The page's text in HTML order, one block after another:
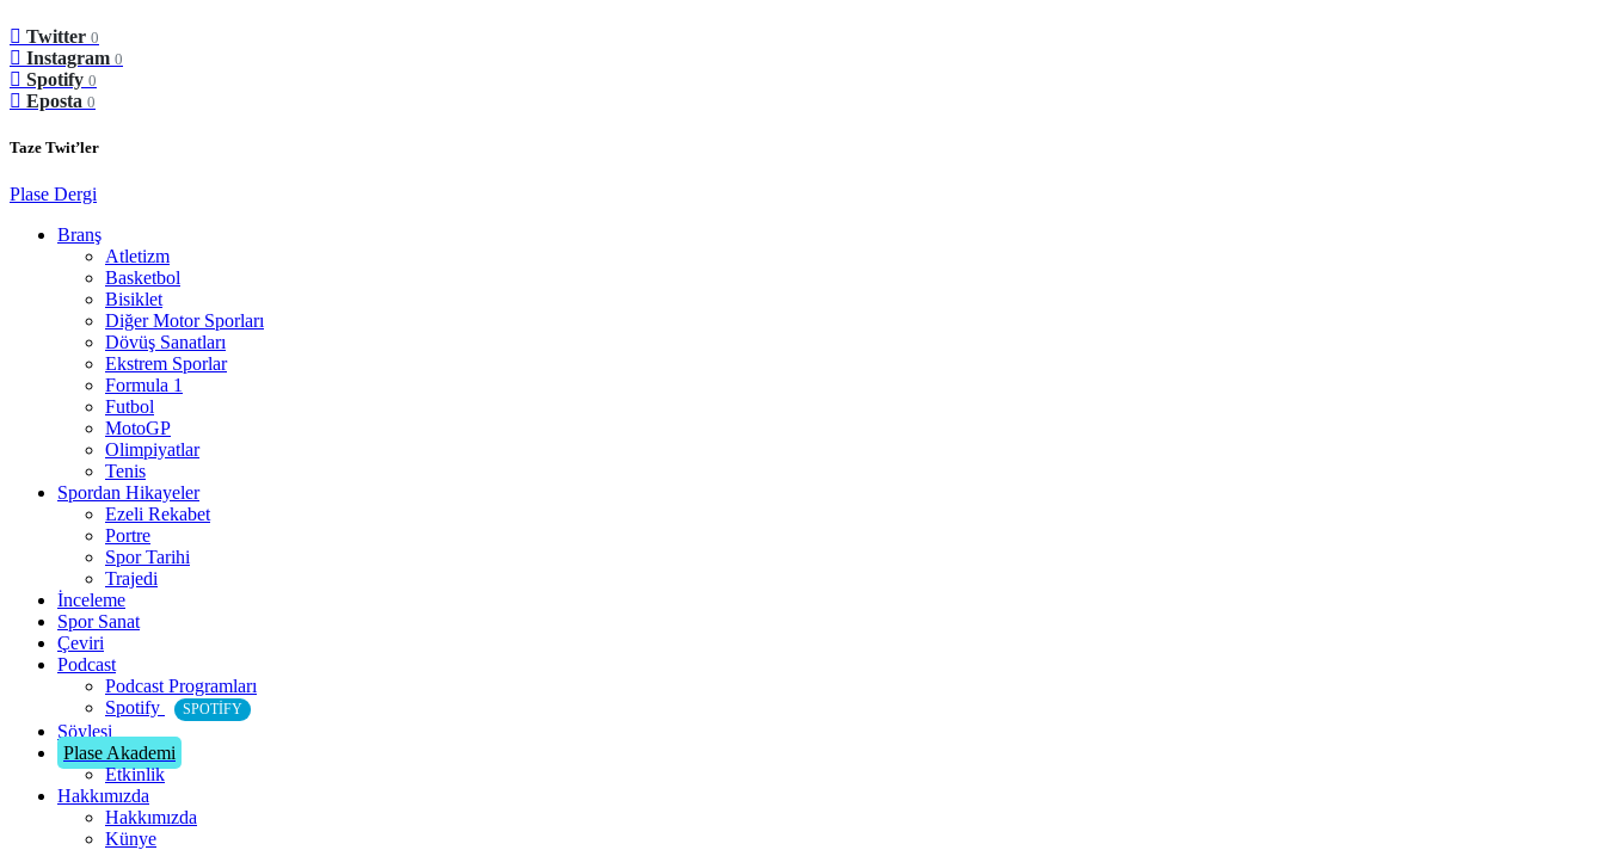
Twitter 0
Instagram 0
Spotify 0
Eposta 0
Taze Twit’ler
Plase Dergi
Branş
Atletizm
Basketbol
Bisiklet
Diğer Motor Sporları
Dövüş Sanatları
Ekstrem Sporlar
Formula 1
Futbol
MotoGP
Olimpiyatlar
Tenis
Spordan Hikayeler
Ezeli Rekabet
Portre
Spor Tarihi
Trajedi
İnceleme
Spor Sanat
Çeviri
Podcast
Podcast Programları
Spotify
SPOTIFY
Söyleşi
Plase Akademi
Etkinlik
Hakkımızda
Hakkımızda
Künye